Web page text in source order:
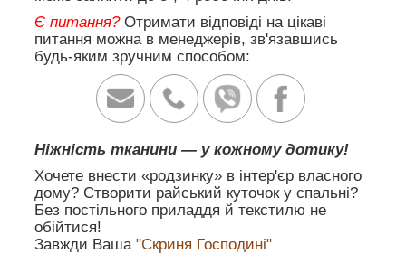
Є питання?Отримати відповіді на цікаві
питання можна в менеджерів, зв'язавшись
будь-яким зручним способом:
Ніжність тканини — у кожному дотику!
Хочете внести «родзинку» в інтер'єр власного
дому? Створити райський куточок у спальні?
Без постільного приладдя й текстилю не
обійтися!
Завжди Ваша "Скриня Господині"